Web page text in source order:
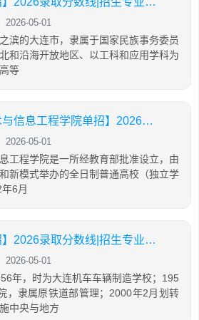
2026-05-01
滨的大连市，隶属于国家民族事务委员
和沿海开放地区、以工科和应用学科为
等
【大连工业大学艺术与信息工程学院单招】2026录取分数线|招生专业录取计划查询
2026-05-01
工程学院是一所经教育部批准设立，由
新模式举办的全日制普通高校（独立学
6月
【大连交通大学单招】2026录取分数线|招生专业录取计划查询
2026-05-01
年，时为大连机车车辆制造学校；195
，隶属原铁道部管理；2000年2月划转
中央与地方